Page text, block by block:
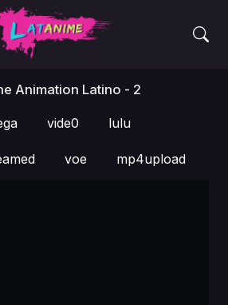
Animation Latino - 2
vide0 lulu
voe mp4upload